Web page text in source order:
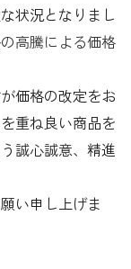
状況となりまし
高騰による価格
価格の改定をお
重ね良い商品を
誠心誠意、精進
い申し上げま